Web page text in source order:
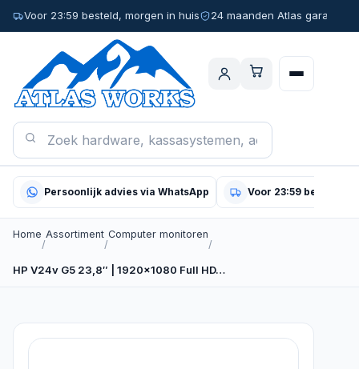
Voor 23:59 besteld, morgen in huis 24 maanden Atlas garantie
Persoonlijk advies via WhatsApp Voor 23:59 besteld,
Home
/
Assortiment
/
Computer monitoren
/
HP V24v G5 23,8″ | 1920×1080 Full HD…